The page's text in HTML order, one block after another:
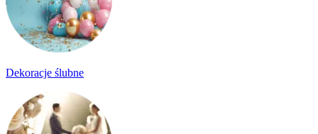
Dekoracje ślubne